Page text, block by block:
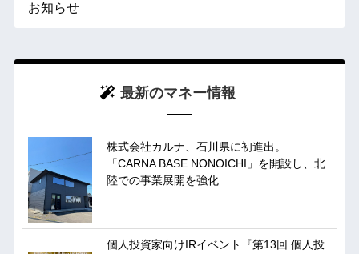
お知らせ
最新のマネー情報
株式会社カルナ、石川県に初進出。
「CARNA BASE NONOICHI」を開設し、北
陸での事業展開を強化
個人投資家向けIRイベント『第13回 個人投